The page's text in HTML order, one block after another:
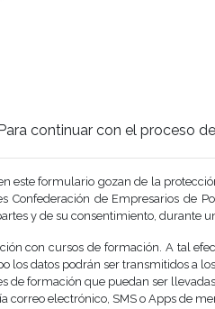
continuar con el proceso
este formulario gozan de la
Confederación de Empresarios de
y de su consentimiento, durante
con cursos de formación. A tal
los datos podrán ser transmitidos a
de formación que puedan ser
correo electrónico, SMS o Apps de